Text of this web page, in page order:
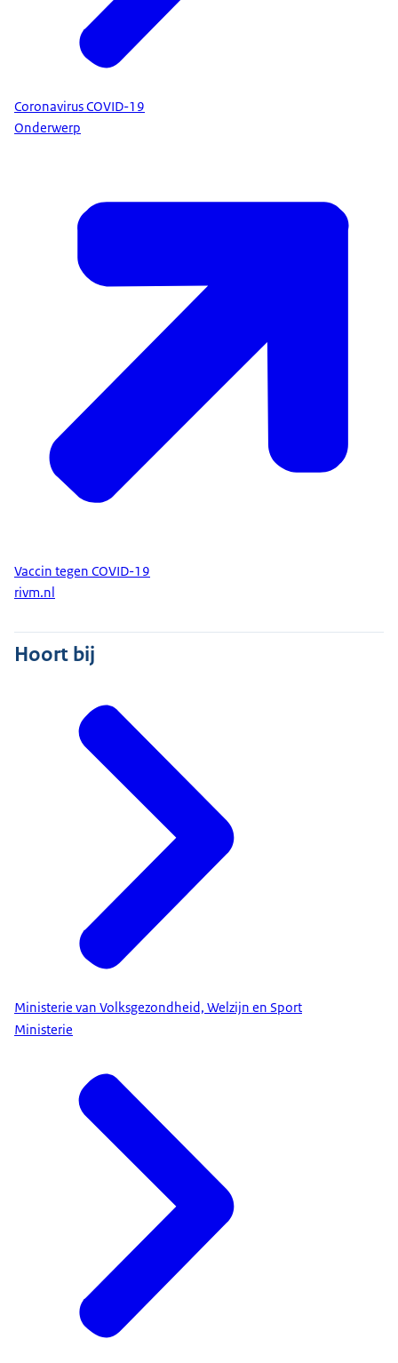
Coronavirus COVID-19
Onderwerp
Vaccin tegen COVID-19
rivm.nl
Hoort bij
Ministerie van Volksgezondheid, Welzijn en Sport
Ministerie